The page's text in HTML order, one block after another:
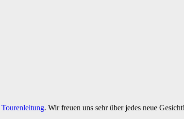
Tourenleitung. Wir freuen uns sehr über jedes neue Gesicht!